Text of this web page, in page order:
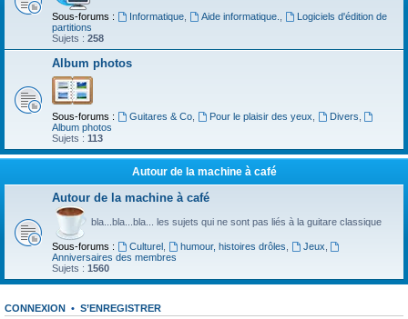
Sous-forums : Informatique, Aide informatique.
Logiciels d'édition de
partitions
Sujets : 258
Album photos
Sous-forums : Guitares & Co, Pour le plaisir des yeux Divers
Album photos
Sujets : 113
Autour de la machine à café
Autour de la machine à café
bla...bla...bla... les sujets qui ne sont pas liés à la guitare classique
Sous-forums : Culturel, humour, histoires drôles Jeux
Anniversaires des membres
Sujets : 1560
CONNEXION • S’ENREGISTRER